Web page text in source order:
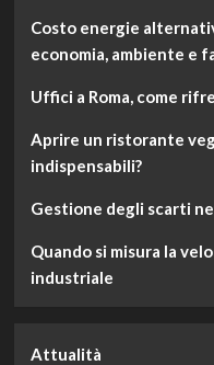
da
evitare
proprie
articoli
Costo energie
economia, ambiente e
Uffici a Roma, come
Aprire un ristorante
indispensabili?
Gestione degli scarti
Quando si misura la
industriale
Attualità